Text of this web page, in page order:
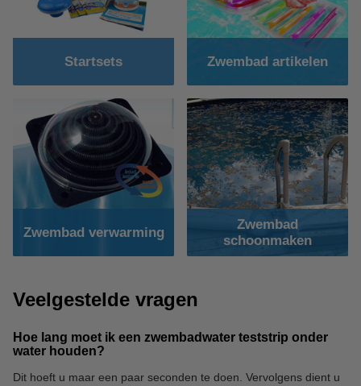
Startsets Zwembad artikelen
Zwembad verwarming
Zwembad
schoonmaken
Veelgestelde vragen
Hoe lang moet ik een zwembadwater teststrip onder
water houden?
Dit hoeft u maar een paar seconden te doen. Vervolgens dient u